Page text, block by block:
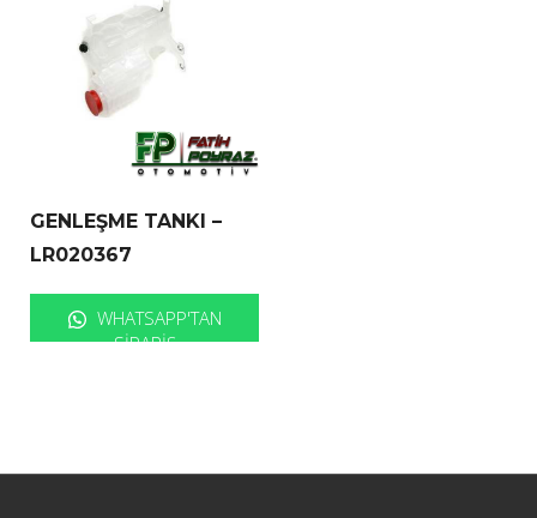
GENLEŞME TANKI –
LR020367
WHATSAPP'TAN
SIPARIŞ